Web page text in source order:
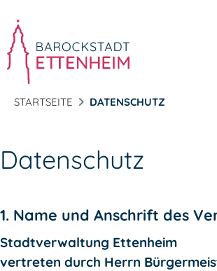
STARTSEITE DATENSCHUTZ
Datenschutz
1. Name und Anschrift des
Stadtverwaltung Ettenheim
vertreten durch Herrn